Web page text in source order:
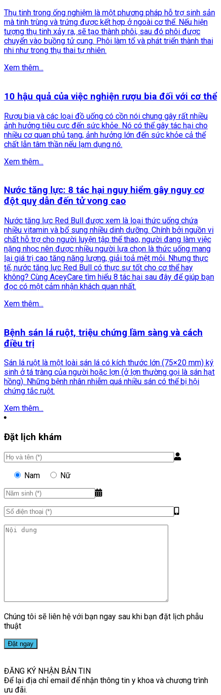
Thụ tinh trong ống nghiệm là một phương pháp hỗ trợ sinh sản
mà tinh trùng và trứng được kết hợp ở ngoài cơ thể. Nếu hiện
tượng thụ tinh xảy ra, sẽ tạo thành phôi, sau đó phôi được
chuyển vào buồng tử cung. Phôi làm tổ và phát triển thành thai
nhi như trong thụ thai tự nhiên.
Xem thêm...
10 hậu quả của việc nghiện rượu bia đối với cơ thể
Rượu bia và các loại đồ uống có cồn nói chung gây rất nhiều
ảnh hưởng tiêu cực đến sức khỏe. Nó có thể gây tác hại cho
nhiều cơ quan phủ tạng, ảnh hưởng lớn đến sức khỏe cả thể
chất lẫn tâm thần nếu lạm dụng nó.
Xem thêm...
Nước tăng lực: 8 tác hại nguy hiểm gây nguy cơ
đột quỵ dẫn đến tử vong cao
Nước tăng lực Red Bull được xem là loại thức uống chứa
nhiều vitamin và bổ sung nhiều dinh dưỡng. Chính bởi nguồn vi
chất hỗ trợ cho người luyện tập thể thao, người đang làm việc
nặng nhọc nên được nhiều người lựa chọn là thức uống mang
lại giá trị cao tăng năng lượng, giải toả mệt mỏi. Nhưng thực
tế, nước tăng lực Red Bull có thực sự tốt cho cơ thể hay
không? Cùng AceyCare tìm hiểu 8 tác hại sau đây để giúp bạn
đọc có một cảm nhận khách quan nhất.
Xem thêm...
Bệnh sán lá ruột, triệu chứng lầm sàng và cách
điều trị
Sán lá ruột là một loài sán lá có kích thước lớn (75×20 mm) ký
sinh ở tá tràng của người hoặc lợn (ở lợn thường gọi là sán hạt
hồng). Những bệnh nhân nhiễm quá nhiều sán có thể bị hội
chứng tắc ruột.
Xem thêm...
Đặt lịch khám
Nam Nữ
Chúng tôi sẽ liên hệ với bạn ngay sau khi bạn đặt lịch phẫu
thuật
ĐĂNG KÝ NHẬN BẢN TIN
Để lại địa chỉ email để nhận thông tin y khoa và chương trình
ưu đãi.